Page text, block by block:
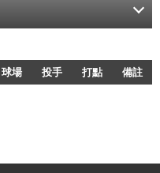
球場 投手 打點 備註